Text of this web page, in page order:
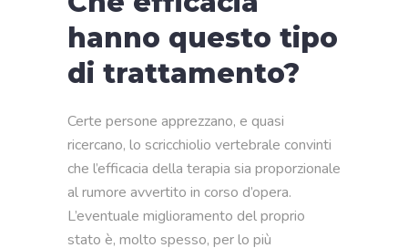
hanno questo tipo
di trattamento?
Certe persone apprezzano, e quasi
ricercano, lo scricchiolio vertebrale convinti
che l’efficacia della terapia sia proporzionale
al rumore avvertito in corso d’opera.
L’eventuale miglioramento del proprio
stato è, molto spesso, per lo più